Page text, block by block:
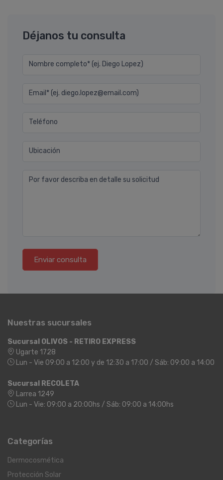
Déjanos tu consulta
Nombre completo* (ej. Diego Lopez)
Email* (ej. diego.lopez@email.com)
Teléfono
Ubicación
Por favor describa en detalle su solicitud
Enviar consulta
Nuestras sucursales
Sucursal OLIVOS - RETIRO EXPRESS
Ugarte 1728
Lun - Vie 09:00 a 12:00 y de 12:30 a 17:00 / Sáb: 09:00 a 14:00
Sucursal RECOLETA
Larrea 1249
Lun - Vie: 09:00 a 20:00hs / Sáb: 09:00 a 14:00hs
Categorías
Dermocosmética
Protección Solar